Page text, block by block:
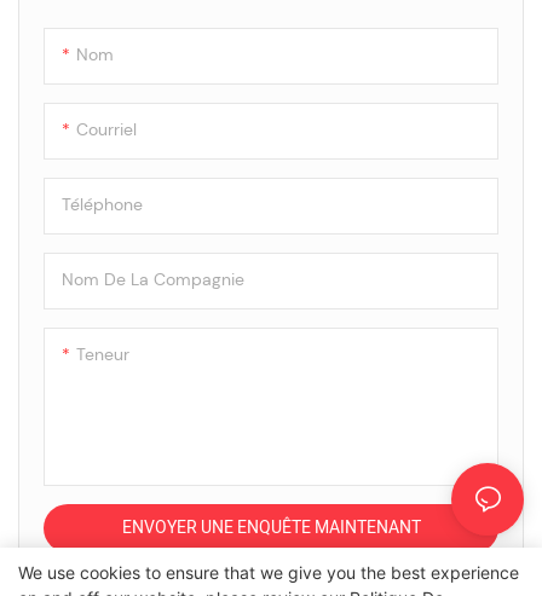
Nom
Courriel
Téléphone
Nom De La Compagnie
Teneur
ENVOYER UNE ENQUÊTE MAINTENANT
We use cookies to ensure that we give you the best experience